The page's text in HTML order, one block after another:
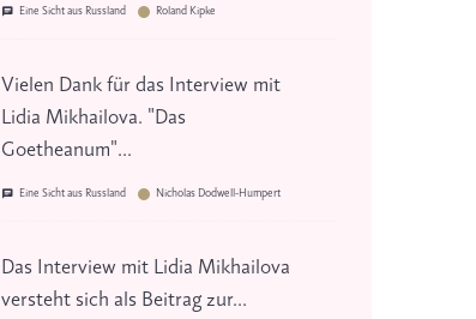
Eine Sicht aus Russland Roland Kipke
Vielen Dank für das Interview mit
Lidia Mikhailova. "Das
Goetheanum"...
Eine Sicht aus Russland Nicholas Dodwell-Humpert
Das Interview mit Lidia Mikhailova
versteht sich als Beitrag zur...